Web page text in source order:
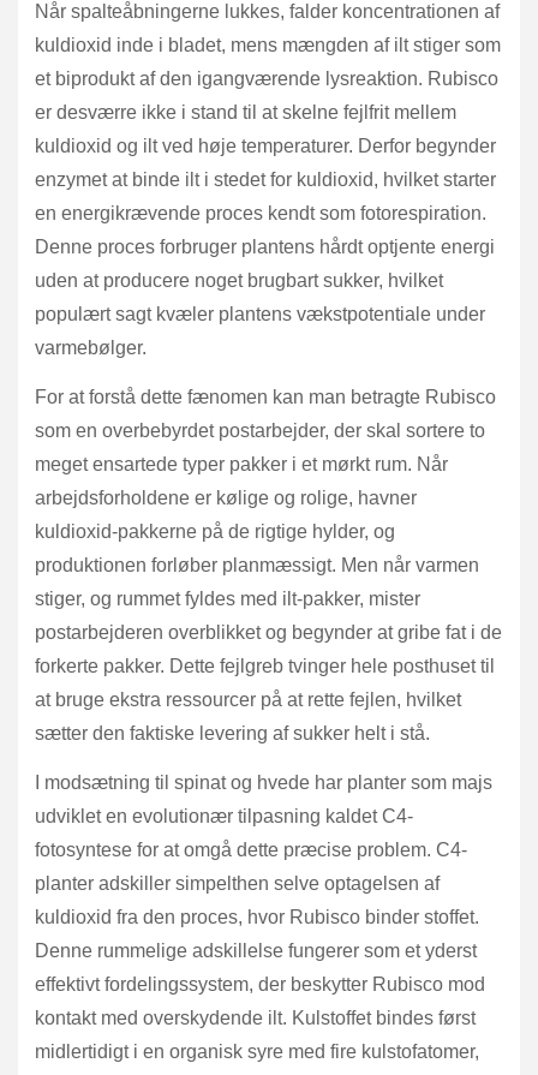
Når spalteåbningerne lukkes, falder koncentrationen af
kuldioxid inde i bladet, mens mængden af ilt stiger som
et biprodukt af den igangværende lysreaktion. Rubisco
er desværre ikke i stand til at skelne fejlfrit mellem
kuldioxid og ilt ved høje temperaturer. Derfor begynder
enzymet at binde ilt i stedet for kuldioxid, hvilket starter
en energikrævende proces kendt som fotorespiration.
Denne proces forbruger plantens hårdt optjente energi
uden at producere noget brugbart sukker, hvilket
populært sagt kvæler plantens vækstpotentiale under
varmebølger.
For at forstå dette fænomen kan man betragte Rubisco
som en overbebyrdet postarbejder, der skal sortere to
meget ensartede typer pakker i et mørkt rum. Når
arbejdsforholdene er kølige og rolige, havner
kuldioxid-pakkerne på de rigtige hylder, og
produktionen forløber planmæssigt. Men når varmen
stiger, og rummet fyldes med ilt-pakker, mister
postarbejderen overblikket og begynder at gribe fat i de
forkerte pakker. Dette fejlgreb tvinger hele posthuset til
at bruge ekstra ressourcer på at rette fejlen, hvilket
sætter den faktiske levering af sukker helt i stå.
I modsætning til spinat og hvede har planter som majs
udviklet en evolutionær tilpasning kaldet C4-
fotosyntese for at omgå dette præcise problem. C4-
planter adskiller simpelthen selve optagelsen af
kuldioxid fra den proces, hvor Rubisco binder stoffet.
Denne rummelige adskillelse fungerer som et yderst
effektivt fordelingssystem, der beskytter Rubisco mod
kontakt med overskydende ilt. Kulstoffet bindes først
midlertidigt i en organisk syre med fire kulstofatomer,